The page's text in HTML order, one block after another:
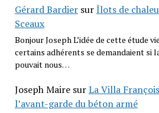
Gérard BardiersurÎlots de
Sceaux
Bonjour Joseph L’idée de cette étude
certains adhérents se demandaient si
pouvait nous…
Joseph MairesurLa Villa
l’avant-garde du béton armé